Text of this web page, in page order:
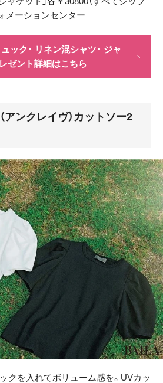
メーションセンター
ック・ リネン混シャツ・ ジャ
ゼント詳細はこちら
アンクレイヴ）カットソー2
クを入れてボリューム感を。UVカッ